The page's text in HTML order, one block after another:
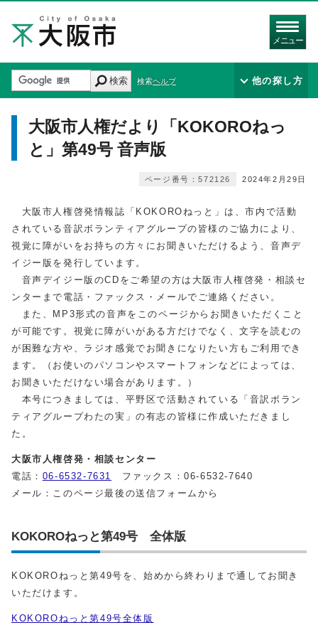
メニュー
検索 検索ヘルプ 他の探し方
大阪市人権だより「KOKOROねっ
と」第49号 音声版
2024年2月29日
ページ番号：572126
大阪市人権啓発情報誌「KOKOROねっと」は、市内で活動
されている音訳ボランティアグループの皆様のご協力により、
視覚に障がいをお持ちの方々にお聞きいただけるよう、音声デ
イジー版を発行しています。
音声デイジー版のCDをご希望の方は大阪市人権啓発・相談セ
ンターまで電話・ファックス・メールでご連絡ください。
また、MP3形式の音声をこのページからお聞きいただくこと
が可能です。視覚に障がいがある方だけでなく、文字を読むの
が困難な方や、ラジオ感覚でお聞きになりたい方もご利用でき
ます。（お使いのパソコンやスマートフォンなどによっては、
お聞きいただけない場合があります。）
本号につきましては、平野区で活動されている「音訳ボラン
ティアグループわたの実」の有志の皆様に作成いただきまし
た。
大阪市人権啓発・相談センター
電話： 06-6532-7631
ファックス：06-6532-7640
メール：このページ最後の送信フォームから
KOKOROねっと第49号 全体版
KOKOROねっと第49号を、始めから終わりまで通してお聞き
いただけます。
KOKOROねっと第49号全体版